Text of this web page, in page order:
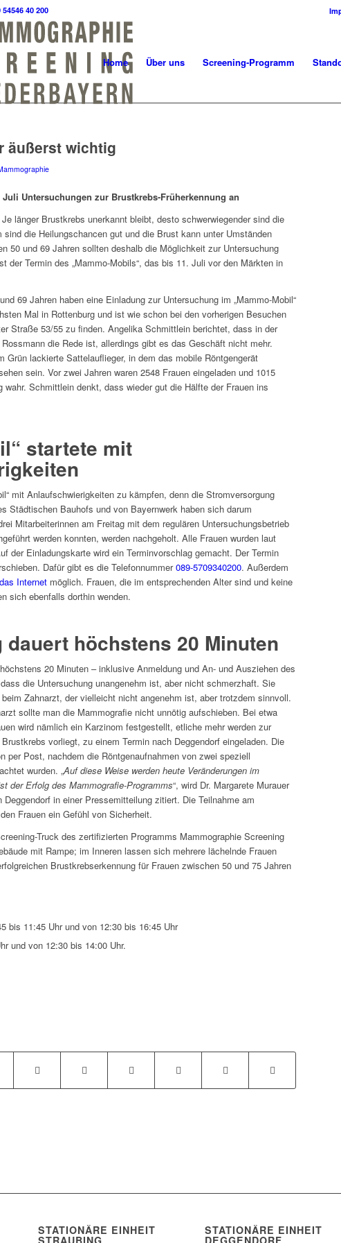
54546 40 200
Home Über uns Screening-Programm
äußerst wichtig
Untersuchungen zur Brustkrebs-Früherkennung an
Je länger Brustkrebs unerkannt bleibt, desto schwerwiegender sind die
die Heilungschancen gut und die Brust kann unter Umständen
50 und 69 Jahren sollten deshalb die Möglichkeit zur Untersuchung
der Termin des „Mammo-Mobils“, das bis 11. Juli vor den Märkten in
69 Jahren haben eine Einladung zur Untersuchung im „Mammo-Mobil“
Mal in Rottenburg und ist wie schon bei den vorherigen Besuchen
Straße 53/55 zu finden. Angelika Schmittlein berichtet, dass in der
die Rede ist, allerdings gibt es das Geschäft nicht mehr.
Grün lackierte Sattelauflieger, in dem das mobile Röntgengerät
sein. Vor zwei Jahren waren 2548 Frauen eingeladen und 1015
wahr. Schmittlein denkt, dass wieder gut die Hälfte der Frauen ins
startete mit
mit Anlaufschwierigkeiten zu kämpfen, denn die Stromversorgung
Städtischen Bauhofs und von Bayernwerk haben sich darum
Mitarbeiterinnen am Freitag mit dem regulären Untersuchungsbetrieb
werden konnten, werden nachgeholt. Alle Frauen wurden laut
der Einladungskarte wird ein Terminvorschlag gemacht. Der Termin
Dafür gibt es die Telefonnummer089-5709340200. Außerdem
Internet möglich. Frauen, die im entsprechenden Alter sind und keine
sich ebenfalls dorthin wenden.
dauert höchstens 20 Minuten
20 Minuten – inklusive Anmeldung und An- und Ausziehen des
die Untersuchung unangenehm ist, aber nicht schmerzhaft. Sie
Zahnarzt, der vielleicht nicht angenehm ist, aber trotzdem sinnvoll.
sollte man die Mammografie nicht unnötig aufschieben. Bei etwa
wird nämlich ein Karzinom festgestellt, etliche mehr werden zur
vorliegt, zu einem Termin nach Deggendorf eingeladen. Die
per Post, nachdem die Röntgenaufnahmen von zwei speziell
wurden. „Auf diese Weise werden heute Veränderungen im
der Erfolg des Mammografie-Programms“, wird Dr. Margarete Murauer
Deggendorf in einer Pressemitteilung zitiert. Die Teilnahme am
Frauen ein Gefühl von Sicherheit.
bis 11:45 Uhr und von 12:30 bis 16:45 Uhr
und von 12:30 bis 14:00 Uhr.
STATIONÄRE EINHEIT STATIONÄRE EINHEIT